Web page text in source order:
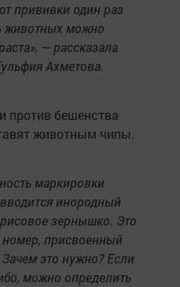
прививки один раз
животных можно
— рассказала
Ахметова.
против бешенства
животным чипы.
маркировки
инородный
зернышко. Это
присвоенный
это нужно? Если
можно определить